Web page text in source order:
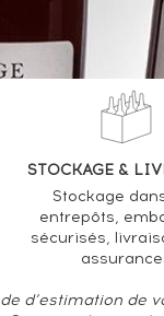
STOCKAGE &
Stockage
entrepôts,
sécurisés,
d’estimation